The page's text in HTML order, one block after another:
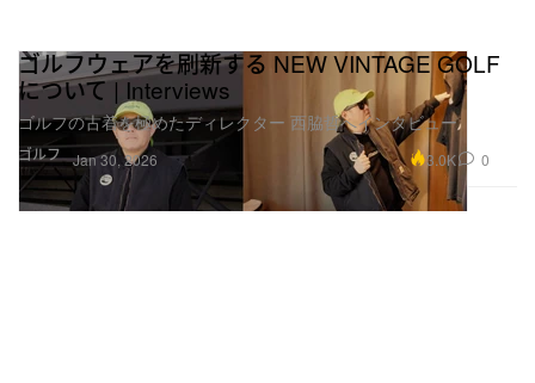
ゴルフ
ゴルフウェアを刷新する NEW VINTAGE GOLF
について | Interviews
ゴルフの古着を極めたディレクター 西脇哲へインタビュー
Jan 30, 2026 3.0K 0